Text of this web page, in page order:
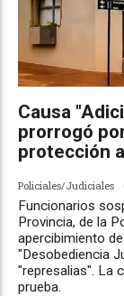
Causa
prorrogó
protección
Policiales/Judiciales
Funcionarios
Provincia, de la
apercibimiento
"Desobediencia
"represalias". La
prueba.